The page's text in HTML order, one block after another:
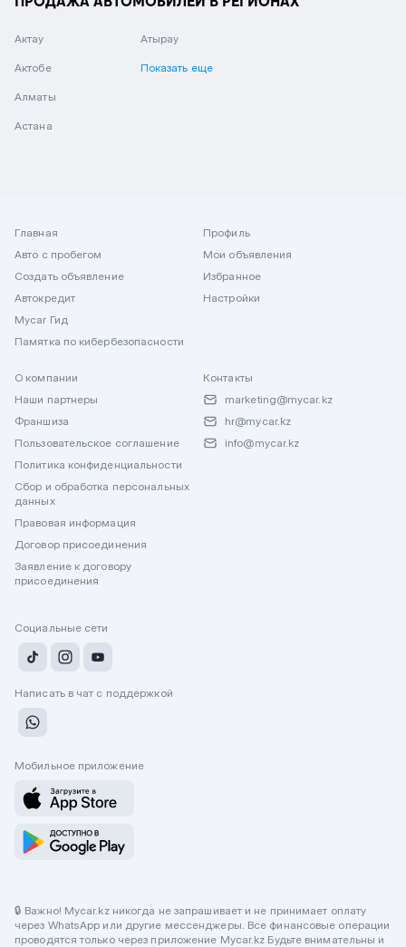
Актау
Актобе
Алматы
Астана
Атырау
Показать еще
Главная
Авто с пробегом
Создать объявление
Автокредит
Mycar Гид
Памятка по кибербезопасности
Профиль
Мои объявления
Избранное
Настройки
О компании
Наши партнеры
Франшиза
Пользовательское соглашение
Политика конфиденциальности
Сбор и обработка персональных
данных
Правовая информация
Договор присоединения
Заявление к договору
присоединения
Контакты
marketing@mycar.kz
hr@mycar.kz
info@mycar.kz
Социальные сети
Написать в чат с поддержкой
Мобильное приложение
🔒 Важно! Mycar.kz никогда не запрашивает и не принимает оплату
через WhatsApp или другие мессенджеры. Все финансовые операции
проводятся только через приложение Mycar.kz Будьте внимательны и